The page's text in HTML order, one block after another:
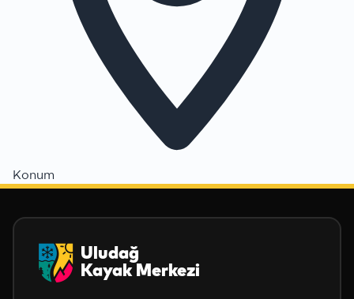
Konum
Uludağ
Kayak Merkezi